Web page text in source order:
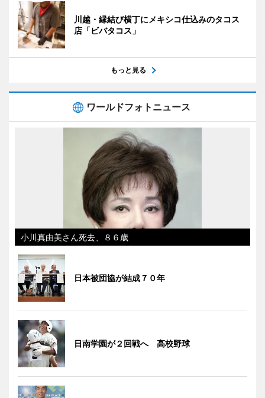
川越・縁結び横丁にメキシコ仕込みのタコス
店「ビバタコス」
もっと見る
ワールドフォトニュース
小川真由美さん死去、８６歳
日本被団協が結成７０年
日南学園が２回戦へ 高校野球